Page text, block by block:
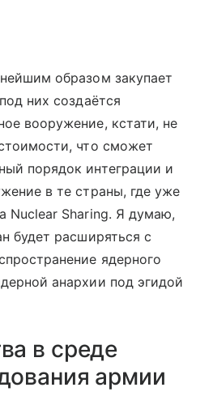
образом закупает
них создаётся
вооружение, кстати, не
что сможет
порядок интеграции и
в те страны, где уже
Nuclear Sharing. Я думаю,
будет расширяться с
ядерного
анархии под эгидой
в среде
армии